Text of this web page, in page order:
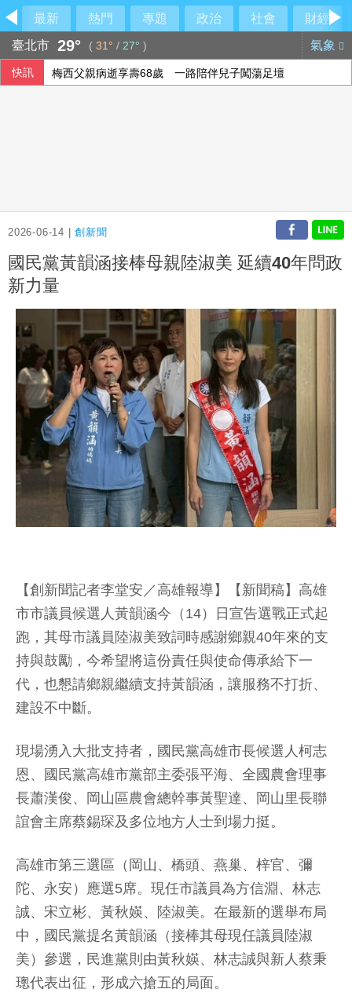
最新 熱門 專題 政治 社會
財經
臺北市 29° ( 31° / 27° ) 氣象
快訊 梅西父親病逝享壽68歲 一路陪伴兒子闖蕩足壇
2026-06-14 |創新聞
國民黨黃韻涵接棒母親陸淑美 延續40年問政
新力量
【創新聞記者李堂安／高雄報導】【新聞稿】高雄
市市議員候選人黃韻涵今（14）日宣告選戰正式起
跑，其母市議員陸淑美致詞時感謝鄉親40年來的支
持與鼓勵，今希望將這份責任與使命傳承給下一
代，也懇請鄉親繼續支持黃韻涵，讓服務不打折、
建設不中斷。
現場湧入大批支持者，國民黨高雄市長候選人柯志
恩、國民黨高雄市黨部主委張平海、全國農會理事
長蕭漢俊、岡山區農會總幹事黃聖達、岡山里長聯
誼會主席蔡錫琛及多位地方人士到場力挺。
高雄市第三選區（岡山、橋頭、燕巢、梓官、彌
陀、永安）應選5席。現任市議員為方信淵、林志
誠、宋立彬、黃秋媖、陸淑美。在最新的選舉布局
中，國民黨提名黃韻涵（接棒其母現任議員陸淑
美）參選，民進黨則由黃秋媖、林志誠與新人蔡秉
璁代表出征，形成六搶五的局面。